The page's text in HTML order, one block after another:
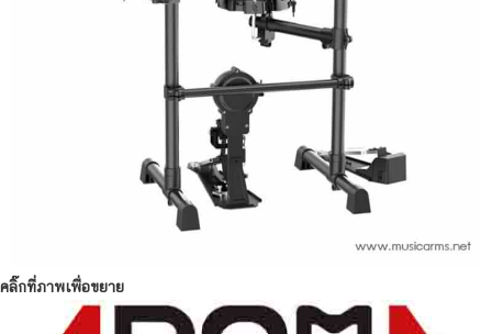
คลิ๊กที่ภาพเพื่อขยาย